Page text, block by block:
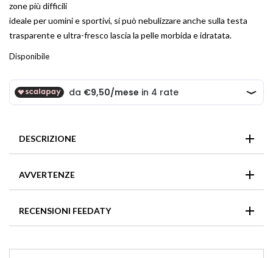
zone più difficili
ideale per uomini e sportivi, si può nebulizzare anche sulla testa
trasparente e ultra-fresco lascia la pelle morbida e idratata.
Disponibile
DESCRIZIONE
abbronzatura. Un solare di assoluta avanguardia, ottenuto
grazie al sapiente abbinamento di una speciale formula
abbronzante con il praticissimo nebulizzatore a 360°, che
Trasparente e ultra-fresco, penetra immediatamente, si
AVVERTENZE
e abbondantemente.
RECENSIONI FEEDATY